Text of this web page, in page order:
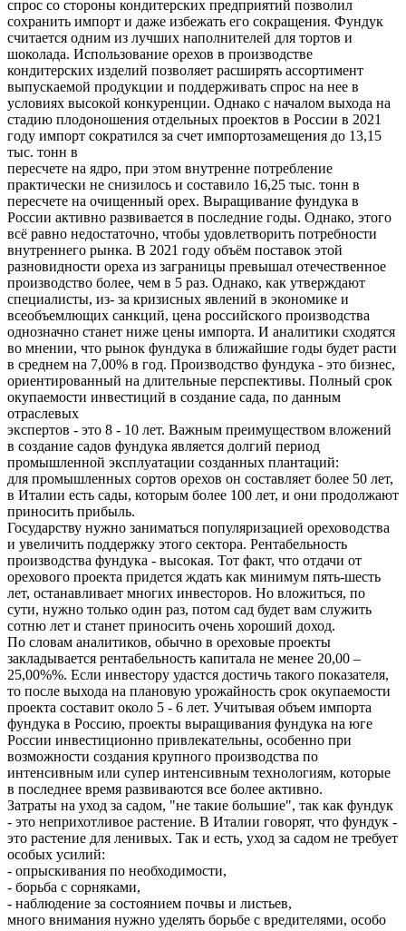
спрос со стороны кондитерских предприятий позволил
сохранить импорт и даже избежать его сокращения. Фундук
считается одним из лучших наполнителей для тортов и
шоколада. Использование орехов в производстве
кондитерских изделий позволяет расширять ассортимент
выпускаемой продукции и поддерживать спрос на нее в
условиях высокой конкуренции. Однако с началом выхода на
стадию плодоношения отдельных проектов в России в 2021
году импорт сократился за счет импортозамещения до 13,15
тыс. тонн в
пересчете на ядро, при этом внутренне потребление
практически не снизилось и составило 16,25 тыс. тонн в
пересчете на очищенный орех. Выращивание фундука в
России активно развивается в последние годы. Однако, этого
всё равно недостаточно, чтобы удовлетворить потребности
внутреннего рынка. В 2021 году объём поставок этой
разновидности ореха из заграницы превышал отечественное
производство более, чем в 5 раз. Однако, как утверждают
специалисты, из- за кризисных явлений в экономике и
всеобъемлющих санкций, цена российского производства
однозначно станет ниже цены импорта. И аналитики сходятся
во мнении, что рынок фундука в ближайшие годы будет расти
в среднем на 7,00% в год. Производство фундука - это бизнес,
ориентированный на длительные перспективы. Полный срок
окупаемости инвестиций в создание сада, по данным
отраслевых
экспертов - это 8 - 10 лет. Важным преимуществом вложений
в создание садов фундука является долгий период
промышленной эксплуатации созданных плантаций:
для промышленных сортов орехов он составляет более 50 лет,
в Италии есть сады, которым более 100 лет, и они продолжают
приносить прибыль.
Государству нужно заниматься популяризацией ореховодства
и увеличить поддержку этого сектора. Рентабельность
производства фундука - высокая. Тот факт, что отдачи от
орехового проекта придется ждать как минимум пять-шесть
лет, останавливает многих инвесторов. Но вложиться, по
сути, нужно только один раз, потом сад будет вам служить
сотню лет и станет приносить очень хороший доход.
По словам аналитиков, обычно в ореховые проекты
закладывается рентабельность капитала не менее 20,00 –
25,00%%. Если инвестору удастся достичь такого показателя,
то после выхода на плановую урожайность срок окупаемости
проекта составит около 5 - 6 лет. Учитывая объем импорта
фундука в Россию, проекты выращивания фундука на юге
России инвестиционно привлекательны, особенно при
возможности создания крупного производства по
интенсивным или супер интенсивным технологиям, которые
в последнее время развиваются все более активно.
Затраты на уход за садом, "не такие большие", так как фундук
- это неприхотливое растение. В Италии говорят, что фундук -
это растение для ленивых. Так и есть, уход за садом не требует
особых усилий:
- опрыскивания по необходимости,
- борьба с сорняками,
- наблюдение за состоянием почвы и листьев,
много внимания нужно уделять борьбе с вредителями, особо